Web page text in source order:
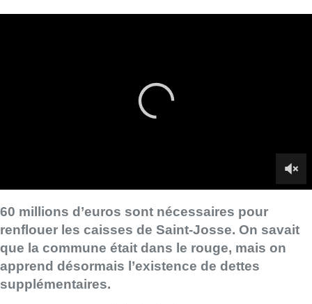
que l’année précédente. Et la situation est préoccupante, car la
commune doit encore payer 11 millions d’euros au CPAS et 12
millions à la zone de police Nord. À cela s’ajoutent un peu
d’euros sont aussi à trouver pour couvrir les frais mensuels,
comme les salaires.
Un total donc chiffré par La DH à 60 millions d’euros. Cela a
été confirmé par le bourgmestre Emir Kir lors du dernier conseil
communal. Il avait déjà appelé la Région à l’aide fin août face à